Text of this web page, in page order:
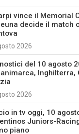
vince il Memorial
decide il match
2026
del 10 agosto
Inghilterra,
2026
in tv oggi, 10
Juniors-
piano